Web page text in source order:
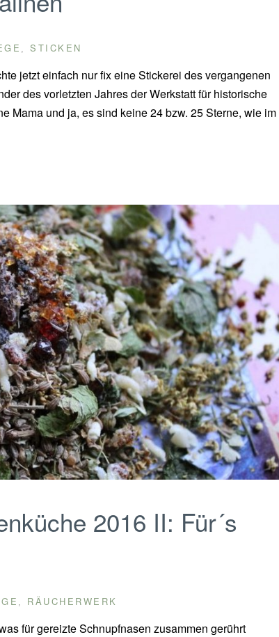
, STICKEN
jetzt einfach nur fix eine Stickerei des vergangenen
des vorletzten Jahres der Werkstatt für historische
Mama und ja, es sind keine 24 bzw. 25 Sterne, wie im
2016 II: Für´s
RÄUCHERWERK
für gereizte Schnupfnasen zusammen gerührt